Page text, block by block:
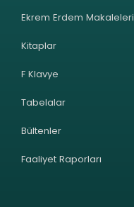
Ekrem Erdem Makaleleri
Kitaplar
F Klavye
Tabelalar
Bültenler
Faaliyet Raporları